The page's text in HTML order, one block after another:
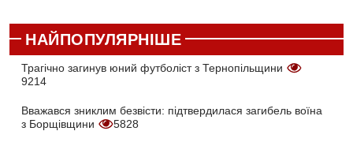
НАЙПОПУЛЯРНІШЕ
Трагічно загинув юний футболіст з Тернопільщини
9214
Вважався зниклим безвісти: підтвердилася загибель воїна
з Борщівщини
5828